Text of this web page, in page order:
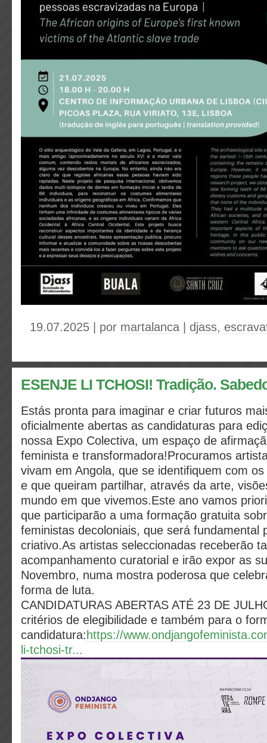
19.07.2025 | por martalanca djass,
ESENJE LI TCHOSI! Tradição.
Estás pronta para imaginar e criar futuros
oficialmente abertas as candidaturas para
nossa Expo Colectiva, um espaço de
feminista e transformadora!Procuramos
vivam em Angola, que se identifiquem com
e que queiram partilhar, através da arte,
mundo em que vivemos.Este ano vamos
que participarão a uma formação gratuita
feministas decoloniais, que será fundamental
criativo.As artistas seleccionadas receberão
acompanhamento curatorial e irão expor as
Novembro, numa mostra poderosa que
forma de luta.
CANDIDATURAS ABERTAS ATÉ 23 DE
critérios de elegibilidade e também para o
candidatura: https://
li-tchosi-tr...